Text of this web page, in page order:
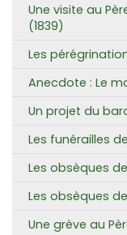
Une visite au
(1839)
Les
Anecdote : Le
Un projet du
Les funérailles
Les obsèques
Les obsèques
Une grève au